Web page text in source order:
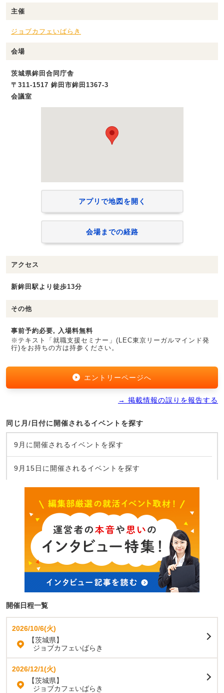
主催
ジョブカフェいばらき
会場
茨城県鉾田合同庁舎
〒311-1517 鉾田市鉾田1367-3
会議室
アプリで地図を開く
会場までの経路
アクセス
新鉾田駅より徒歩13分
その他
事前予約必要, 入場料無料
※テキスト「就職支援セミナー」(LEC東京リーガルマインド発
行)をお持ちの方は持参ください。
エントリーページへ
→ 掲載情報の誤りを報告する
同じ月/日付に開催されるイベントを探す
9月に開催されるイベントを探す
9月15日に開催されるイベントを探す
開催日程一覧
2026/10/6(火)
【茨城県】
ジョブカフェいばらき
2026/12/1(火)
【茨城県】
ジョブカフェいばらき